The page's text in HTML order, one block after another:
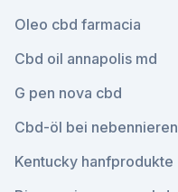
Oleo cbd farmacia
Cbd oil annapolis md
G pen nova cbd
Cbd-öl bei
Kentucky hanfprodukte